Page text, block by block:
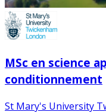
MSc en science
conditionnement
St Mary's University